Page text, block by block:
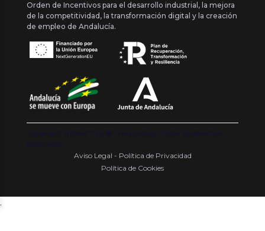
Orden de Incentivos para el desarrollo industrial, la mejora
de la competitividad, la transformación digital y la creación
de empleo de Andalucía.
Copyright {{ date('Y') }} ® Franquishop. Todos los derechos
reservados
Aviso Legal - Política de Privacidad
Política de Cookies
.